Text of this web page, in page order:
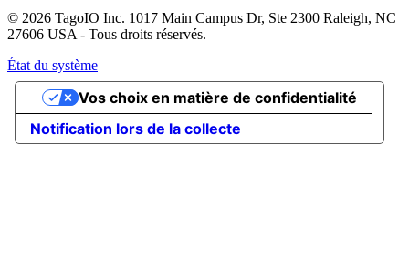
© 2026 TagoIO Inc. 1017 Main Campus Dr, Ste 2300 Raleigh, NC
27606 USA - Tous droits réservés.
État du système
Notification lors de la collecte
Vos choix en matière de confidentialité